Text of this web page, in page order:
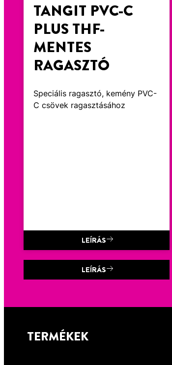
TANGIT PVC-C
PLUS THF-
MENTES
RAGASZTÓ
Speciális ragasztó, kemény PVC-
C csövek ragasztásához
LEÍRÁS
TANGIT
UNILOCK
ÍTŐ ZSINÓR
LEÍRÁS
TERMÉKEK